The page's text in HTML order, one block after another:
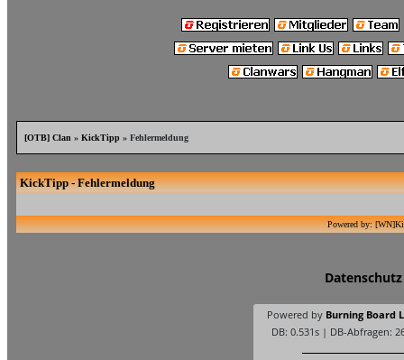
[OTB] Clan » KickTipp» Fehlermeldung
KickTipp - Fehlermeldung
Powered by:
Datenschutz
Powered by Burning Board
DB: 0.531s | DB-Abfragen: